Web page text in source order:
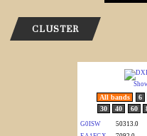
CLUSTER